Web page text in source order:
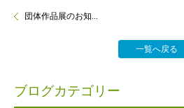
団体作品展のお知...
一覧へ戻る
ブログカテゴリー